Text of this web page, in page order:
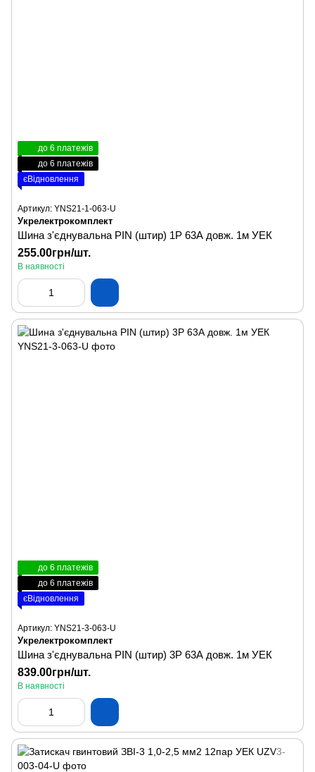
до 6 платежів
до 6 платежів
єВідновлення
Артикул: YNS21-1-063-U
Укрелектрокомплект
Шина з'єднувальна PIN (штир) 1P 63А довж. 1м УЕК
255.00грн/шт.
В наявності
до 6 платежів
до 6 платежів
єВідновлення
Артикул: YNS21-3-063-U
Укрелектрокомплект
Шина з'єднувальна PIN (штир) 3P 63А довж. 1м УЕК
839.00грн/шт.
В наявності